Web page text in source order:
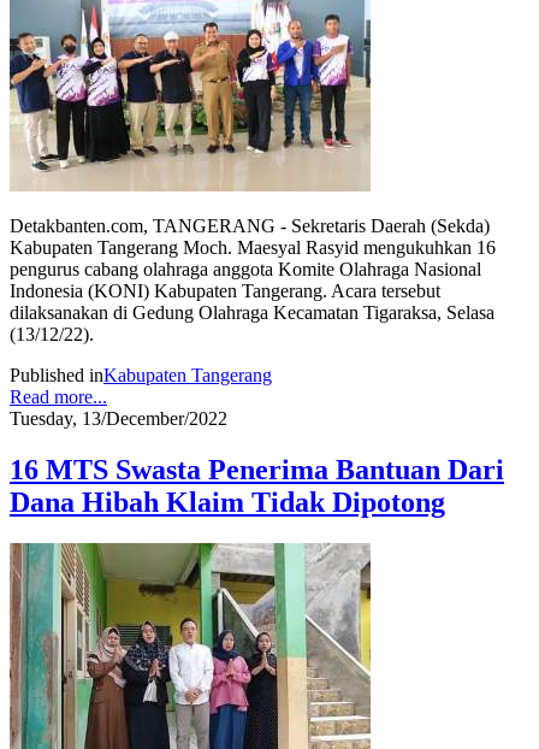
Detakbanten.com, TANGERANG - Sekretaris Daerah (Sekda)
Kabupaten Tangerang Moch. Maesyal Rasyid mengukuhkan 16
pengurus cabang olahraga anggota Komite Olahraga Nasional
Indonesia (KONI) Kabupaten Tangerang. Acara tersebut
dilaksanakan di Gedung Olahraga Kecamatan Tigaraksa, Selasa
(13/12/22).
Published inKabupaten Tangerang
Read more...
Tuesday, 13/December/2022
16 MTS Swasta Penerima Bantuan Dari
Dana Hibah Klaim Tidak Dipotong